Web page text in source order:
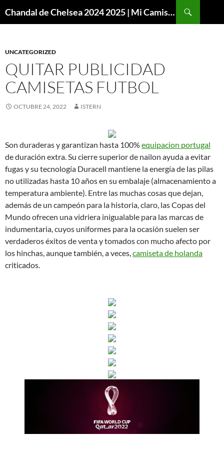
Chandal de Chelsea 2024 2025 | Mi Camiseta Futbol
UNCATEGORIZED
QUITAR PUBLICIDAD
CAMISETAS FUTBOL
OCTUBRE 24, 2022 ISTERN
Son duraderas y garantizan hasta 100% equipacion portugal
de duración extra. Su cierre superior de nailon ayuda a evitar
fugas y su tecnología Duracell mantiene la energía de las pilas
no utilizadas hasta 10 años en su embalaje (almacenamiento a
temperatura ambiente). Entre las muchas cosas que dejan,
además de un campeón para la historia, claro, las Copas del
Mundo ofrecen una vidriera inigualable para las marcas de
indumentaria, cuyos uniformes para la ocasión suelen ser
verdaderos éxitos de venta y tomados con mucho afecto por
los hinchas, aunque también, a veces,camiseta de holanda
criticados.